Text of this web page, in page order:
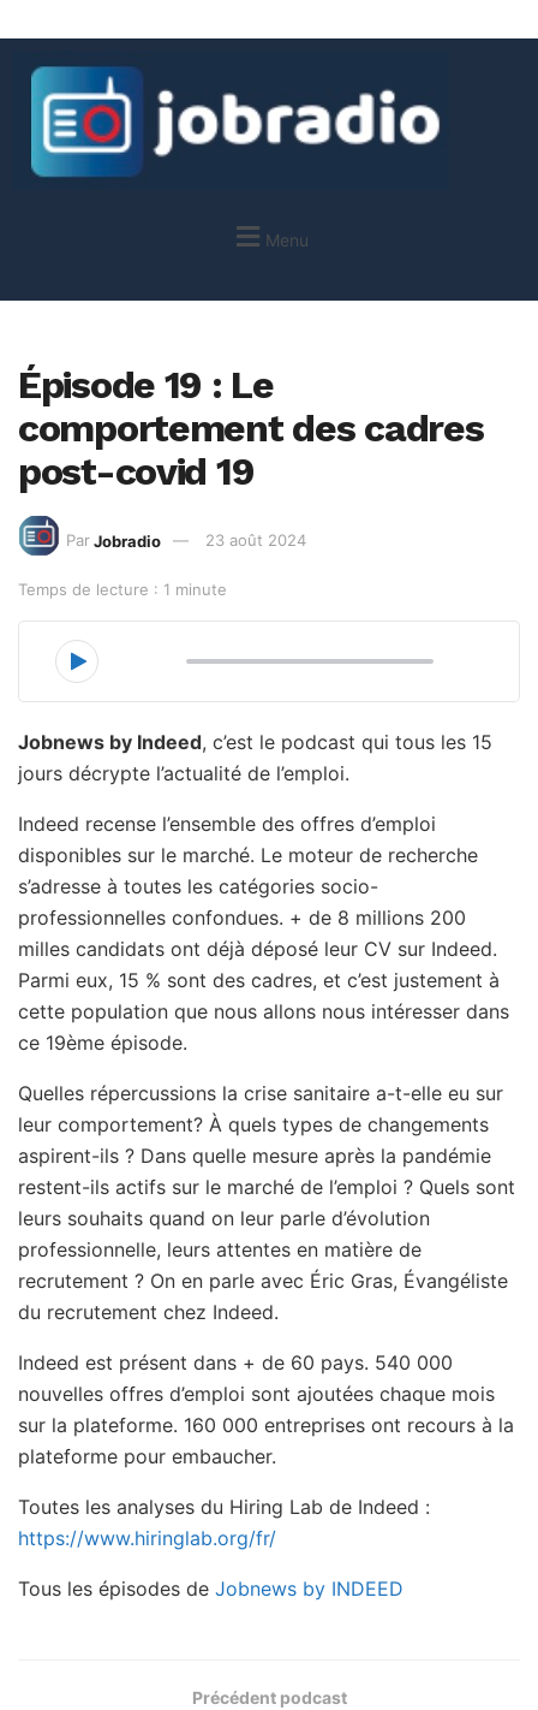
Menu
Épisode 19 : Le
comportement des cadres
post-covid 19
Par Jobradio 23 août 2024
Temps de lecture : 1 minute
Jobnews by Indeed, c’est le podcast qui tous les 15
jours décrypte l’actualité de l’emploi.
Indeed recense l’ensemble des offres d’emploi
disponibles sur le marché. Le moteur de recherche
s’adresse à toutes les catégories socio-
professionnelles confondues. + de 8 millions 200
milles candidats ont déjà déposé leur CV sur Indeed.
Parmi eux, 15 % sont des cadres, et c’est justement à
cette population que nous allons nous intéresser dans
ce 19ème épisode.
Quelles répercussions la crise sanitaire a-t-elle eu sur
leur comportement? À quels types de changements
aspirent-ils ? Dans quelle mesure après la pandémie
restent-ils actifs sur le marché de l’emploi ? Quels sont
leurs souhaits quand on leur parle d’évolution
professionnelle, leurs attentes en matière de
recrutement ? On en parle avec Éric Gras, Évangéliste
du recrutement chez Indeed.
Indeed est présent dans + de 60 pays. 540 000
nouvelles offres d’emploi sont ajoutées chaque mois
sur la plateforme. 160 000 entreprises ont recours à la
plateforme pour embaucher.
Toutes les analyses du Hiring Lab de Indeed :
https://www.hiringlab.org/fr/
Tous les épisodes de Jobnews by INDEED
Précédent podcast